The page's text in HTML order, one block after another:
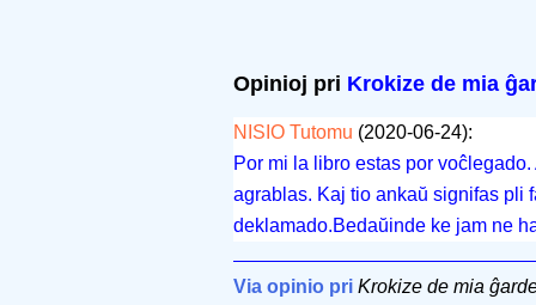
Opinioj pri Krokize de mia
NISIO Tutomu (2020-06-24):
Por mi la libro estas por
agrablas. Kaj tio ankaŭ signifas pli
deklamado.Bedaŭinde ke jam ne
Via opinio pri Krokize de mia